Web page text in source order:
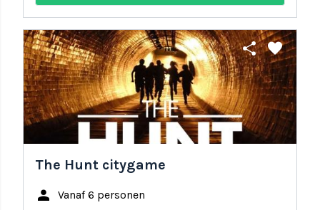
share favorite
The Hunt citygame
person Vanaf 6 personen